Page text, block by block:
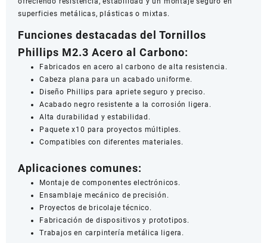
superficies metálicas, plásticas o mixtas.
Funciones destacadas del Tornillos
Phillips M2.3 Acero al Carbono:
Fabricados en acero al carbono de alta resistencia.
Cabeza plana para un acabado uniforme.
Diseño Phillips para apriete seguro y preciso.
Acabado negro resistente a la corrosión ligera.
Alta durabilidad y estabilidad.
Paquete x10 para proyectos múltiples.
Compatibles con diferentes materiales.
Aplicaciones comunes:
Montaje de componentes electrónicos.
Ensamblaje mecánico de precisión.
Proyectos de bricolaje técnico.
Fabricación de dispositivos y prototipos.
Trabajos en carpintería metálica ligera.